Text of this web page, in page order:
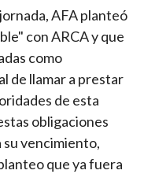
AFA planteó
con ARCA y que
como
de llamar a prestar
de esta
obligaciones
su vencimiento,
que ya fuera